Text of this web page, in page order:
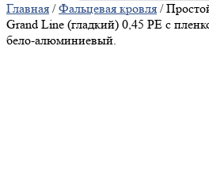
Главная /Фальцевая кровля /
Grand Line (гладкий) 0,45 PE с
бело-алюминиевый.